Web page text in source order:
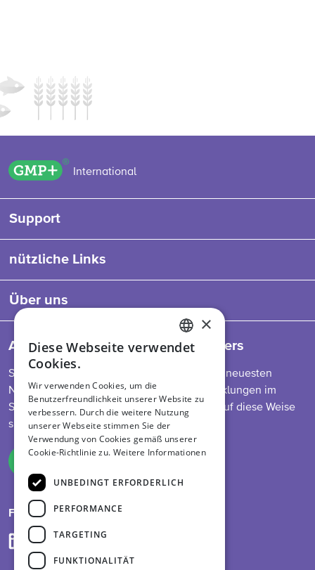
GMP+ logo
International
Support
nützliche Links
Über uns
Abonnieren Sie unseren Newsletters
So bleiben Sie auf dem Laufenden über die neuesten
Nachrichten zu unserem Programm, Entwicklungen im
Sektor, Futtermittelvorschriften und mehr. Auf diese Weise
sind Sie immer informiert.
Folge uns auf
ENGLISH
GERMAN
×
Diese Webseite verwendet
Cookies.
Wir verwenden Cookies, um die
Benutzerfreundlichkeit unserer Website zu
verbessern. Durch die weitere Nutzung
unserer Webseite stimmen Sie der
Verwendung von Cookies gemäß unserer
Cookie-Richtlinie zu. Weitere Informationen
UNBEDINGT ERFORDERLICH
PERFORMANCE
TARGETING
FUNKTIONALITÄT